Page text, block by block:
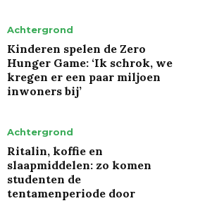
Achtergrond
Kinderen spelen de Zero
Hunger Game: ‘Ik schrok, we
kregen er een paar miljoen
inwoners bij’
Achtergrond
Ritalin, koffie en
slaapmiddelen: zo komen
studenten de
tentamenperiode door